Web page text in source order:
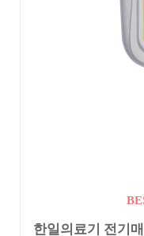
한일의료기 전기